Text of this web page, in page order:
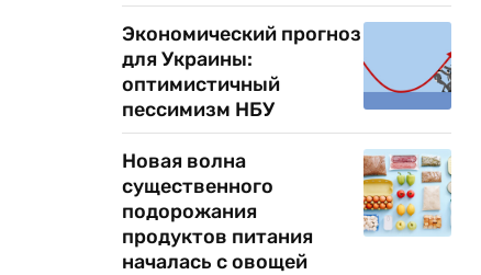
Экономический прогноз
для Украины:
оптимистичный
пессимизм НБУ
Новая волна
существенного
подорожания
продуктов питания
началась с овощей